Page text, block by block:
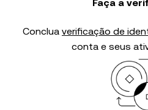
Faça a
Conclua verificação de
conta e seus